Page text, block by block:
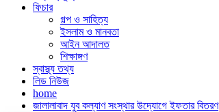
ফিচার
গল্প ও সাহিত্য
ইসলাম ও মানবতা
আইন আদালত
শিক্ষাঙ্গণ
স্বাস্থ্য তথ্য
লিড নিউজ
home
জালালাবাদ যুব কল্যাণ সংস্থার উদ্যোগে ইফতার বিতরণ